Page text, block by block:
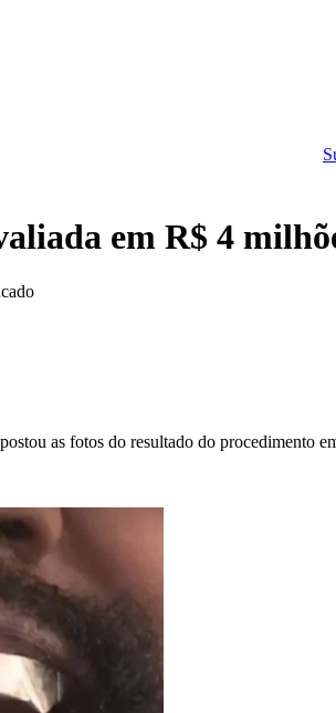
Suspeito de furtar
em R$ 4
as fotos do resultado do procedimento